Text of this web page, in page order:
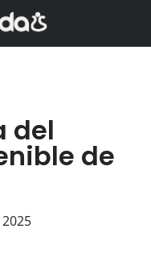
del
de